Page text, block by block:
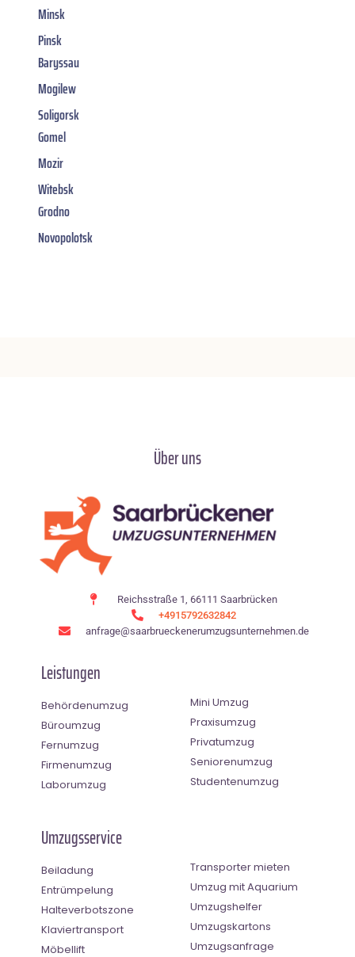
Minsk
Pinsk
Baryssau
Mogilew
Soligorsk
Gomel
Mozir
Witebsk
Grodno
Novopolotsk
Über uns
Reichsstraße 1, 66111 Saarbrücken
+4915792632842
anfrage@saarbrueckenerumzugsunternehmen.de
Leistungen
Behördenumzug
Büroumzug
Fernumzug
Firmenumzug
Laborumzug
Mini Umzug
Praxisumzug
Privatumzug
Seniorenumzug
Studentenumzug
Umzugsservice
Beiladung
Entrümpelung
Halteverbotszone
Klaviertransport
Möbellift
Transporter mieten
Umzug mit Aquarium
Umzugshelfer
Umzugskartons
Umzugsanfrage